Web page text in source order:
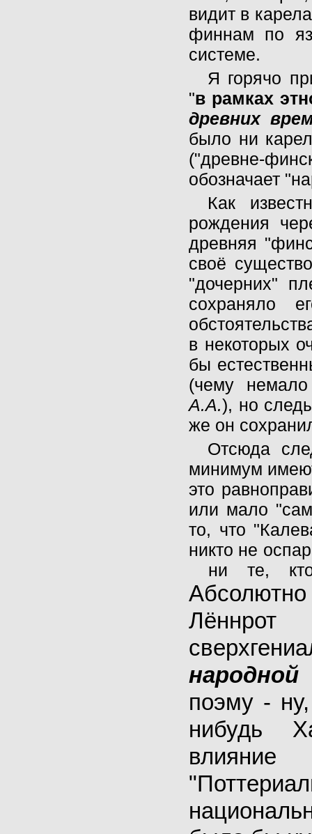
видит в
финнам по
системе.
Я горячо
"в рамках
древних
было ни
("древне-
обозначает
Как
рождения
древняя
своё
"дочерних"
сохраняло
в некоторых
бы
(чему
А.А.), но
же он
Отсюда
минимум
это
или мало
то, что
никто не
ни те, кто
поэму -
нибудь
влияние